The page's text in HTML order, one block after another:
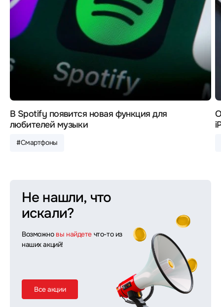
В Spotify появится новая функция для
любителей музыки
#Смартфоны
Не нашли, что
искали?
Возможно вы найдете что-то из
наших акций!
Все акции